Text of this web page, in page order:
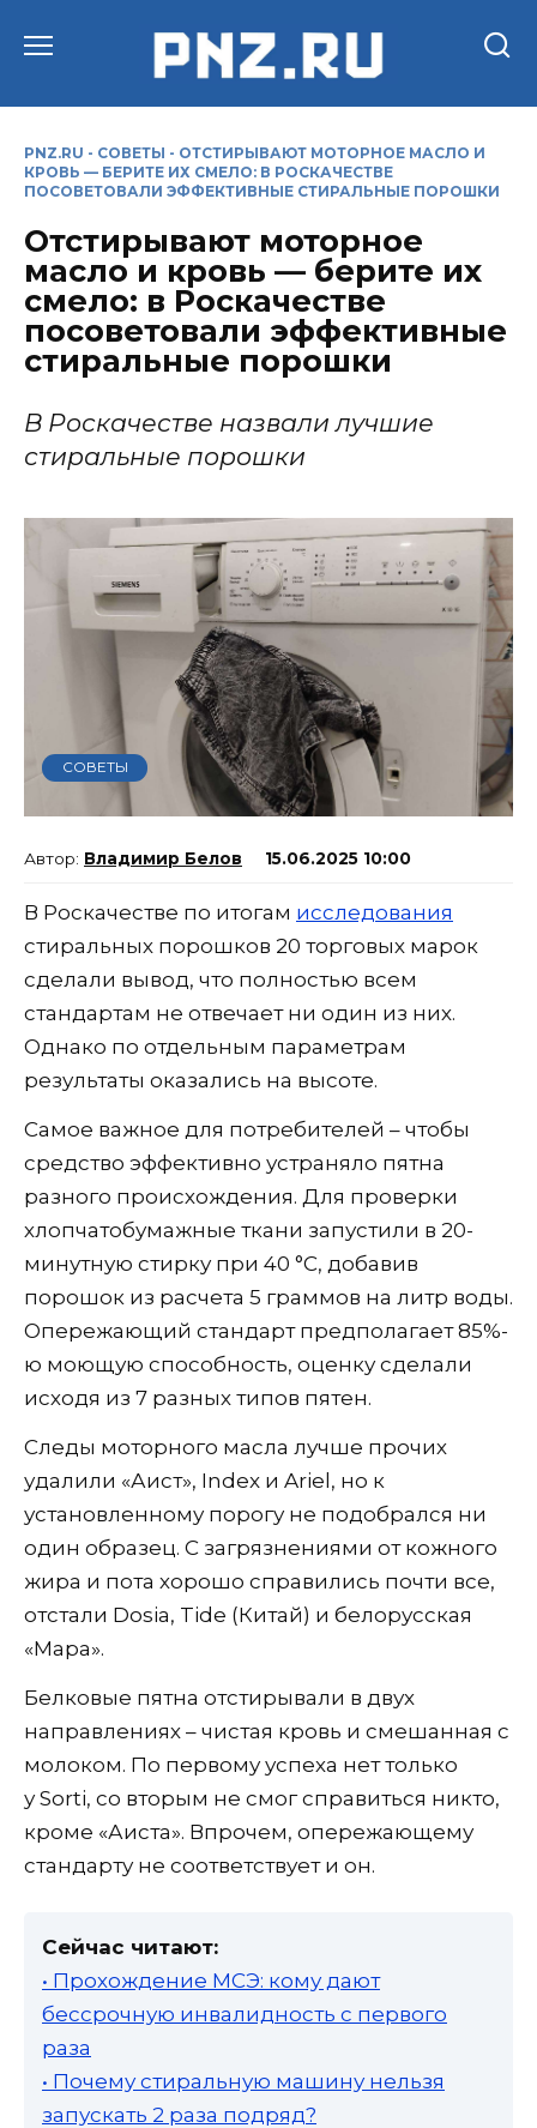
PNZ.RU - СОВЕТЫ - ОТСТИРЫВАЮТ МОТОРНОЕ МАСЛО И
КРОВЬ — БЕРИТЕ ИХ СМЕЛО: В РОСКАЧЕСТВЕ
ПОСОВЕТОВАЛИ ЭФФЕКТИВНЫЕ СТИРАЛЬНЫЕ ПОРОШКИ
Отстирывают моторное
масло и кровь — берите их
смело: в Роскачестве
посоветовали эффективные
стиральные порошки
В Роскачестве назвали лучшие
стиральные порошки
СОВЕТЫ
Владимир Белов 15.06.2025 10:00
В Роскачестве по итогам исследования
стиральных порошков 20 торговых марок
сделали вывод, что полностью всем
стандартам не отвечает ни один из них.
Однако по отдельным параметрам
результаты оказались на высоте.
Самое важное для потребителей – чтобы
средство эффективно устраняло пятна
разного происхождения. Для проверки
хлопчатобумажные ткани запустили в 20-
минутную стирку при 40 °C, добавив
порошок из расчета 5 граммов на литр воды.
Опережающий стандарт предполагает 85%-
ю моющую способность, оценку сделали
исходя из 7 разных типов пятен.
Следы моторного масла лучше прочих
удалили «Аист», Index и Ariel, но к
установленному порогу не подобрался ни
один образец. С загрязнениями от кожного
жира и пота хорошо справились почти все,
отстали Dosia, Tide (Китай) и белорусская
«Мара».
Белковые пятна отстирывали в двух
направлениях – чистая кровь и смешанная с
молоком. По первому успеха нет только
у Sorti, со вторым не смог справиться никто,
кроме «Аиста». Впрочем, опережающему
стандарту не соответствует и он.
Сейчас читают:
• Прохождение МСЭ: кому дают
бессрочную инвалидность с первого
раза
• Почему стиральную машину нельзя
запускать 2 раза подряд?